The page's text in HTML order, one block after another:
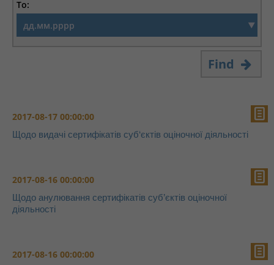
To:
Find
2017-08-17 00:00:00
Щодо видачі сертифікатів суб‘єктів оціночної діяльності
2017-08-16 00:00:00
Щодо анулювання сертифікатів суб’єктів оціночної
діяльності
2017-08-16 00:00:00